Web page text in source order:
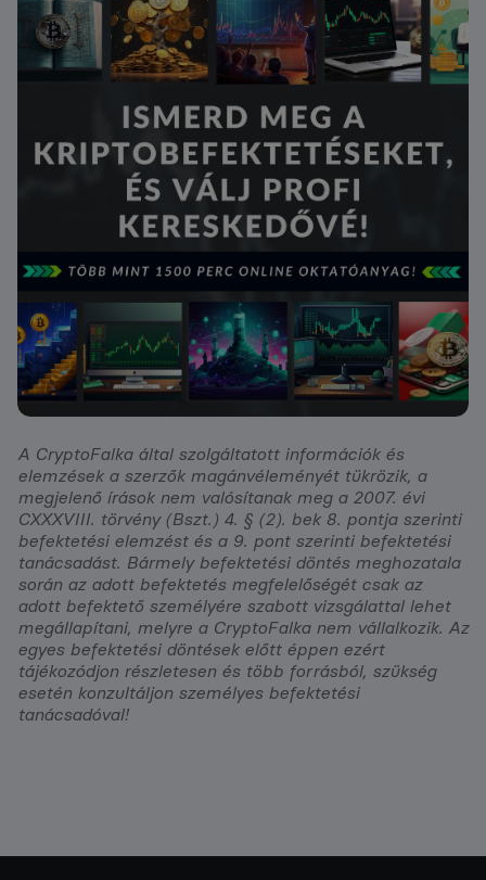
A CryptoFalka által szolgáltatott információk és
elemzések a szerzők magánvéleményét tükrözik, a
megjelenő írások nem valósítanak meg a 2007. évi
CXXXVIII. törvény (Bszt.) 4. § (2). bek 8. pontja szerinti
befektetési elemzést és a 9. pont szerinti befektetési
tanácsadást. Bármely befektetési döntés meghozatala
során az adott befektetés megfelelőségét csak az
adott befektető személyére szabott vizsgálattal lehet
megállapítani, melyre a CryptoFalka nem vállalkozik. Az
egyes befektetési döntések előtt éppen ezért
tájékozódjon részletesen és több forrásból, szükség
esetén konzultáljon személyes befektetési
tanácsadóval!